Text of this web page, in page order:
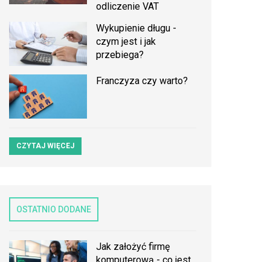
odliczenie VAT
Wykupienie długu -
czym jest i jak
przebiega?
Franczyza czy warto?
CZYTAJ WIĘCEJ
OSTATNIO DODANE
Jak założyć firmę
komputerową - co jest